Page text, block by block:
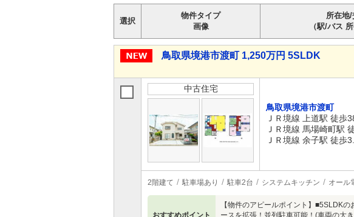
選択
物件タイプ
画像
所在地/
（駅/バス
鳥取県境港市渡町 1,250万円 5SLDK
中古住宅
鳥取県境港市渡町
ＪＲ境線 上道駅 徒歩
ＪＲ境線 馬場崎町駅
ＪＲ境線 余子駅 徒歩
2階建て 駐車場あり 駐車2台 システムキッチン オール
おすすめポイント
【物件のアピールポイント】■5SLDK
ースを拡張！並列駐車可能！(車両の大